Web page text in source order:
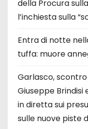
della Procura
l’inchiesta sulla
Entra di notte
tuffa: muore
Garlasco,
Giuseppe Brindisi
in diretta sui
sulle nuove piste